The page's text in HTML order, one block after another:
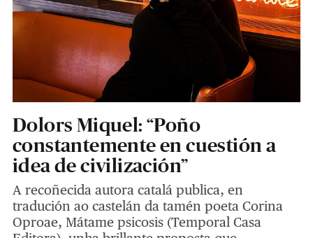
Dolors Miquel: “Poño
constantemente en cuestión a
idea de civilización”
A recoñecida autora catalá publica, en
tradución ao castelán da tamén poeta Corina
Oproae, Mátame psicosis (Temporal Casa